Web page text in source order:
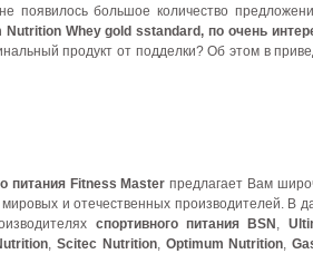
появилось большое количество
Nutrition Whey gold sstandard, по очень
продукт от подделки? Об этом в
питания Fitness Master предлагает Вам
и отечественных производителей. В
спортивного питания BSN ,
,Scitec Nutrition, Optimum Nutrition,